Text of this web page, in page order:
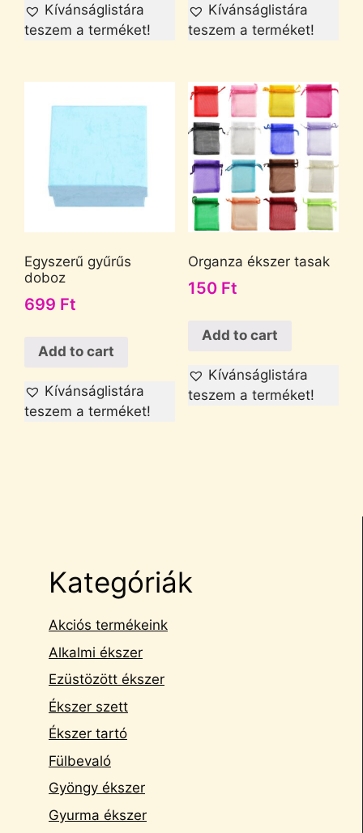
Kívánságlistára
teszem a terméket!
Kívánságlistára
teszem a terméket!
Egyszerű gyűrűs
doboz
699 Ft
Add to cart
Kívánságlistára
teszem a terméket!
Organza ékszer tasak
150 Ft
Add to cart
Kívánságlistára
teszem a terméket!
Kategóriák
Akciós termékeink
Alkalmi ékszer
Ezüstözött ékszer
Ékszer szett
Ékszer tartó
Fülbevaló
Gyöngy ékszer
Gyurma ékszer